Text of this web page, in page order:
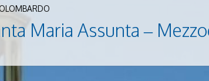
Maria Assunta –